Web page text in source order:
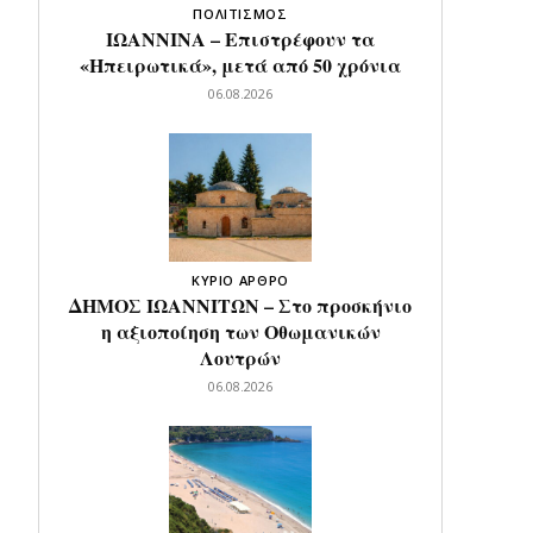
ΠΟΛΙΤΙΣΜΟΣ
ΙΩΑΝΝΙΝΑ – Επιστρέφουν τα
«Ηπειρωτικά», μετά από 50 χρόνια
06.08.2026
ΚΥΡΙΟ ΑΡΘΡΟ
ΔΗΜΟΣ ΙΩΑΝΝΙΤΩΝ – Στο προσκήνιο
η αξιοποίηση των Οθωμανικών
Λουτρών
06.08.2026